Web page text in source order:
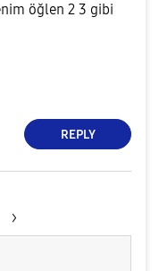
öğlen 2 3 gibi
REPLY